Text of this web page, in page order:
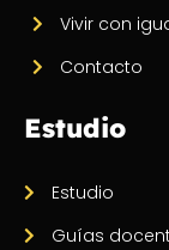
Vivir con
Contacto
Estudio
Estudio
Guías